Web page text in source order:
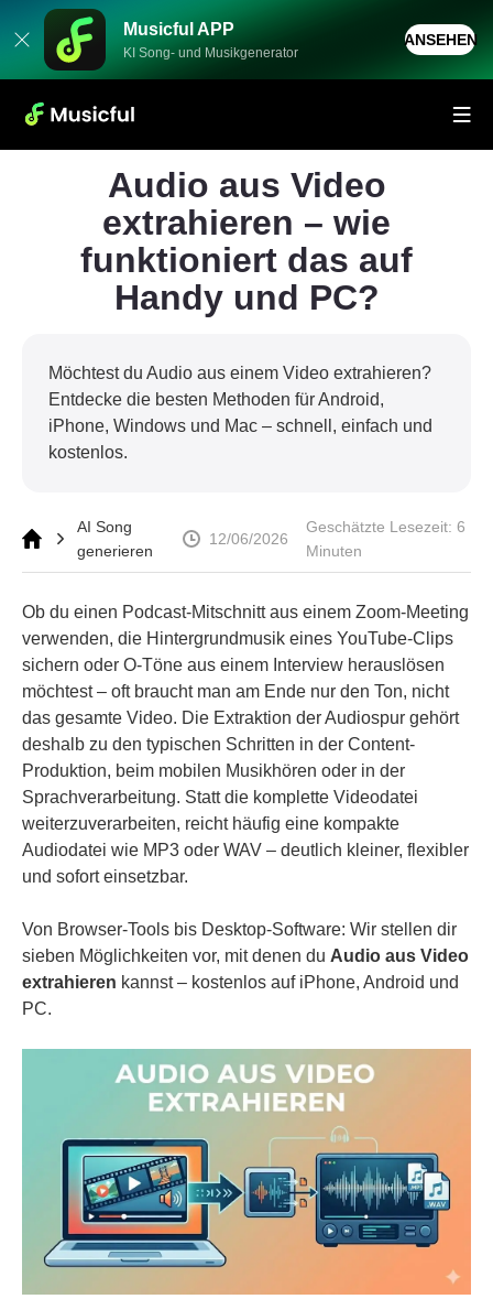
Musicful APP
KI Song- und Musikgenerator
ANSEHEN
Audio aus Video
extrahieren – wie
funktioniert das auf
Handy und PC?
Möchtest du Audio aus einem Video extrahieren?
Entdecke die besten Methoden für Android,
iPhone, Windows und Mac – schnell, einfach und
kostenlos.
AI Song
generieren
12/06/2026
Geschätzte Lesezeit: 6
Minuten
Ob du einen Podcast-Mitschnitt aus einem Zoom-Meeting
verwenden, die Hintergrundmusik eines YouTube-Clips
sichern oder O-Töne aus einem Interview herauslösen
möchtest – oft braucht man am Ende nur den Ton, nicht
das gesamte Video. Die Extraktion der Audiospur gehört
deshalb zu den typischen Schritten in der Content-
Produktion, beim mobilen Musikhören oder in der
Sprachverarbeitung. Statt die komplette Videodatei
weiterzuverarbeiten, reicht häufig eine kompakte
Audiodatei wie MP3 oder WAV – deutlich kleiner, flexibler
und sofort einsetzbar.
Von Browser-Tools bis Desktop-Software: Wir stellen dir
sieben Möglichkeiten vor, mit denen du Audio aus Video
extrahieren kannst – kostenlos auf iPhone, Android und
PC.